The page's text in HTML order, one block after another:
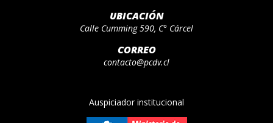
UBICACIÓN
Calle Cumming 590, C° Cárcel
CORREO
contacto@pcdv.cl
Auspiciador institucional